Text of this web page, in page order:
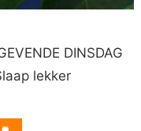
DINSDAG
lekker